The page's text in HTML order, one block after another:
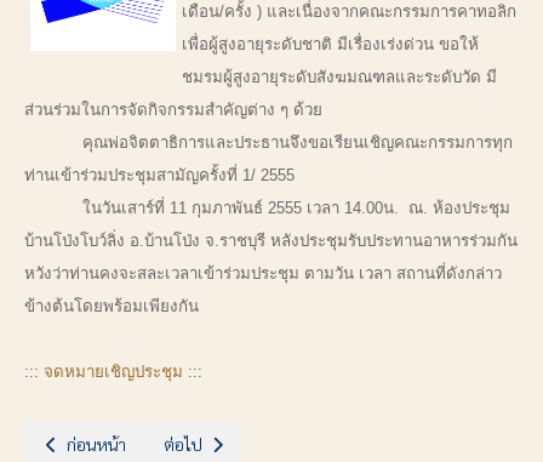
เดือน/ครั้ง ) และเนื่องจากคณะกรรมการคาทอลิก
เพื่อผู้สูงอายุระดับชาติ มีเรื่องเร่งด่วน ขอให้
ชมรมผู้สูงอายุระดับสังฆมณฑลและระดับวัด มี
ส่วนร่วมในการจัดกิจกรรมสำคัญต่าง ๆ ด้วย
คุณพ่อจิตตาธิการและประธานจึงขอเรียนเชิญคณะกรรมการทุก
ท่านเข้าร่วมประชุมสามัญครั้งที่ 1/ 2555
ในวันเสาร์ที่ 11 กุมภาพันธ์ 2555 เวลา 14.00น. ณ. ห้องประชุม
บ้านโป่งโบว์ลิ่ง อ.บ้านโป่ง จ.ราชบุรี หลังประชุมรับประทานอาหารร่วมกัน
หวังว่าท่านคงจะสละเวลาเข้าร่วมประชุม ตามวัน เวลา สถานที่ดังกล่าว
ข้างต้นโดยพร้อมเพียงกัน
::: จดหมายเชิญประชุม :::
เนื้อหาก่อนหน้า: ขอคำภาวนาเพื่ออาคาทา ทรงศรี สินสมรส (มารดาของคุณพ่
ก่อนหน้า เนื้อหาถัดไป: ฉลอง 25 ปีวัด น.อักแนส ชัฎป่าหวาย
ต่อไป